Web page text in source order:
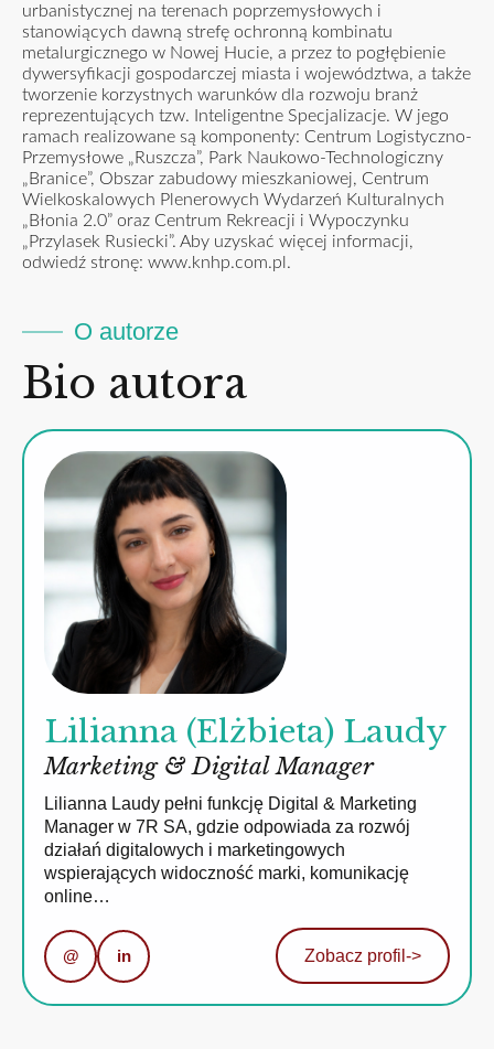
urbanistycznej na terenach poprzemysłowych i
stanowiących dawną strefę ochronną kombinatu
metalurgicznego w Nowej Hucie, a przez to pogłębienie
dywersyfikacji gospodarczej miasta i województwa, a także
tworzenie korzystnych warunków dla rozwoju branż
reprezentujących tzw. Inteligentne Specjalizacje. W jego
ramach realizowane są komponenty: Centrum Logistyczno-
Przemysłowe „Ruszcza”, Park Naukowo-Technologiczny
„Branice”, Obszar zabudowy mieszkaniowej, Centrum
Wielkoskalowych Plenerowych Wydarzeń Kulturalnych
„Błonia 2.0” oraz Centrum Rekreacji i Wypoczynku
„Przylasek Rusiecki”. Aby uzyskać więcej informacji,
odwiedź stronę: www.knhp.com.pl .
O autorze
Bio autora
Lilianna (Elżbieta) Laudy
Marketing & Digital Manager
Lilianna Laudy pełni funkcję Digital & Marketing
Manager w 7R SA, gdzie odpowiada za rozwój
działań digitalowych i marketingowych
wspierających widoczność marki, komunikację
online…
@ in Zobacz profil ->